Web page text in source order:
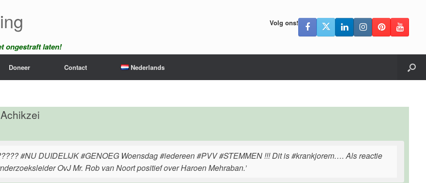
ongestraft laten!
Volg ons!
Doneer Contact Nederlands
#NU DUIDELIJK #GENOEG Woensdag #iedereen #PVV #STEMMEN !!! Dit is #krankjorem…. Als reactie
OvJ Mr. Rob van Noort positief over Haroen Mehraban.’